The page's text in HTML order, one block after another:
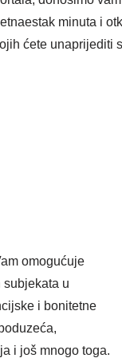
minuta i
ćete unaprijediti
omogućuje
subjekata u
i bonitetne
i još mnogo toga.